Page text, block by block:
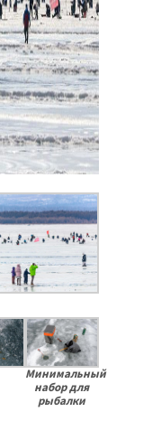
Минимальный
набор для
рыбалки